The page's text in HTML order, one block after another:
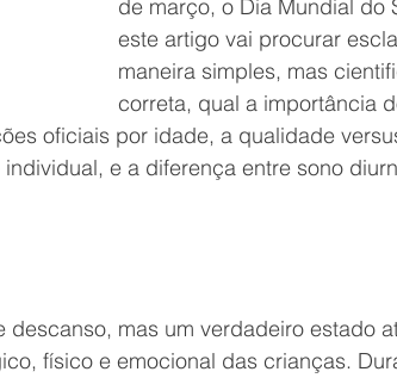
de março, o Dia Mundial do
este artigo vai procurar
maneira simples, mas
correta, qual a importância
oficiais por idade, a qualidade
e a diferença entre sono
mas um verdadeiro estado
físico e emocional das crianças.